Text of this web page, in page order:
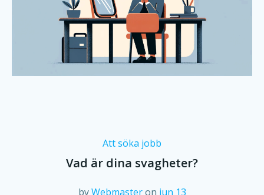
Att söka jobb
Vad är dina svagheter?
by Webmaster on jun 13